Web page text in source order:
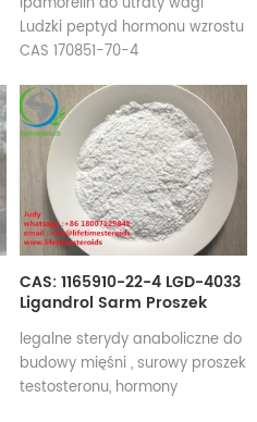
Ludzki peptyd hormonu wzrostu
CAS 170851-70-4
CAS: 1165910-22-4 LGD-4033
Ligandrol Sarm Proszek
legalne sterydy anaboliczne do
budowy mięśni , surowy proszek
testosteronu, hormony